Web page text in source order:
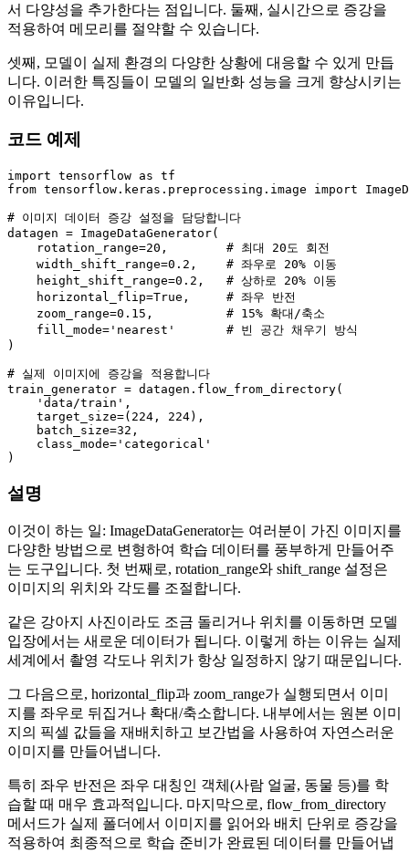
서 다양성을 추가한다는 점입니다. 둘째, 실시간으로 증강을
적용하여 메모리를 절약할 수 있습니다.
셋째, 모델이 실제 환경의 다양한 상황에 대응할 수 있게 만듭
니다. 이러한 특징들이 모델의 일반화 성능을 크게 향상시키는
이유입니다.
코드 예제
import tensorflow as
from tensorflow.keras.preprocessing.image import
# 이미지 데이터 증강 설정을 담당합니다
datagen = ImageDataGenerator(
    rotation_range=
20 , # 최대 20도 회전
    width_shift_range=
0.2 , # 좌우로 20% 이동
    height_shift_range=
0.2 , # 상하로 20% 이동
    horizontal_flip=
True , # 좌우 반전
    zoom_range=
0.15 , # 15% 확대/축소
    fill_mode=
'nearest'
# 빈 공간 채우기 방식
)
# 실제 이미지에 증강을 적용합니다
train_generator = datagen.flow_from_directory(
'data/train' ,
    target_size=(
224 , 224),
    batch_size=
32 ,
    class_mode=
'categorical'
설명
이것이 하는 일: ImageDataGenerator는 여러분이 가진 이미지를
다양한 방법으로 변형하여 학습 데이터를 풍부하게 만들어주
는 도구입니다. 첫 번째로, rotation_range와 shift_range 설정은
이미지의 위치와 각도를 조절합니다.
같은 강아지 사진이라도 조금 돌리거나 위치를 이동하면 모델
입장에서는 새로운 데이터가 됩니다. 이렇게 하는 이유는 실제
세계에서 촬영 각도나 위치가 항상 일정하지 않기 때문입니다.
그 다음으로, horizontal_flip과 zoom_range가 실행되면서 이미
지를 좌우로 뒤집거나 확대/축소합니다. 내부에서는 원본 이미
지의 픽셀 값들을 재배치하고 보간법을 사용하여 자연스러운
이미지를 만들어냅니다.
특히 좌우 반전은 좌우 대칭인 객체(사람 얼굴, 동물 등)를 학
습할 때 매우 효과적입니다. 마지막으로, flow_from_directory
메서드가 실제 폴더에서 이미지를 읽어와 배치 단위로 증강을
적용하여 최종적으로 학습 준비가 완료된 데이터를 만들어냅